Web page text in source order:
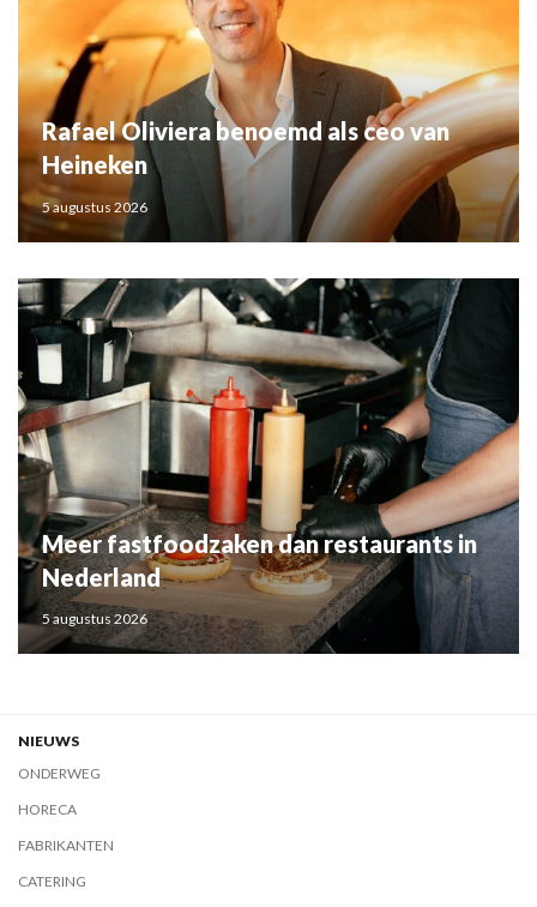
Rafael Oliviera benoemd als ceo van
Heineken
5 augustus 2026
Meer fastfoodzaken dan restaurants in
Nederland
5 augustus 2026
NIEUWS
ONDERWEG
HORECA
FABRIKANTEN
CATERING